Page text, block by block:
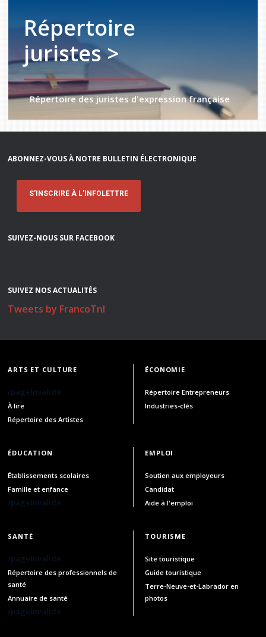
Répertoire
juristes >
Répertoire des juristes d'expression française
ABONNEZ-VOUS À NOTRE BULLETIN ÉLECTRONIQUE
S'INSCRIRE À L'INFOLETTRE
SUIVEZ-NOUS SUR FACEBOOK
SUIVEZ NOS ACTUALITÉS
Tweets by FrancoTnl
ARTS ET CULTURE
/pageInvalide
À lire
Répertoire des Artistes
ÉCONOMIE
Répertoire Entrepreneurs
Industries-clés
ÉDUCATION
Établissements scolaires
Famille et enfance
/pageInvalide
EMPLOI
Soutien aux employeurs
Candidat
Aide à l'emploi
SANTÉ
/pageInvalide
Répertoire des professionnels de
santé
Annuaire de santé
/pageInvalide
TOURISME
Site touristique
Guide touristique
Terre-Neuve-et-Labrador en
photos